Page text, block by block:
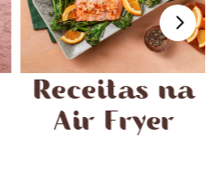
Receitas na
Air Fryer